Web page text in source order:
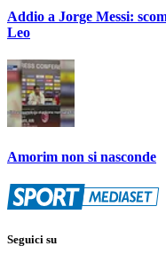
Addio a Jorge Messi:
Leo
Amorim non si nasconde
Seguici su